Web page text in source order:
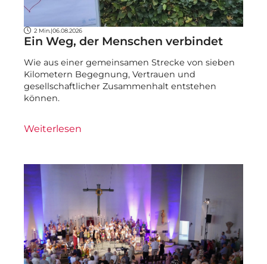
2 Min. |06.08.2026
Ein Weg, der Menschen verbindet
Wie aus einer gemeinsamen Strecke von sieben
Kilometern Begegnung, Vertrauen und
gesellschaftlicher Zusammenhalt entstehen
können.
Weiterlesen